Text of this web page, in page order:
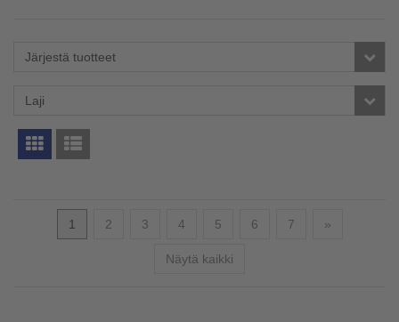
Järjestä tuotteet
Laji
1 2 3 4 5 6 7 »Seuraava
Näytä kaikki